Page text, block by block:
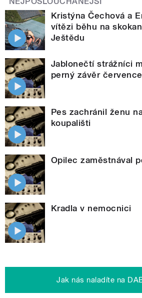
Kristýna Čechová a
vítězi běhu na
Ještědu
Jablonečtí strážníci
perný závěr července
Pes zachránil ženu
koupališti
Opilec zaměstnával
Kradla v nemocnici
Jak nás naladíte na